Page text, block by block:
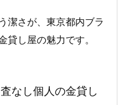
潔さが、東京都内ブラ
貸し屋の魅力です。
なし個人の金貸し